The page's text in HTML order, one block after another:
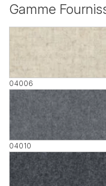
Gamme
04006
04010